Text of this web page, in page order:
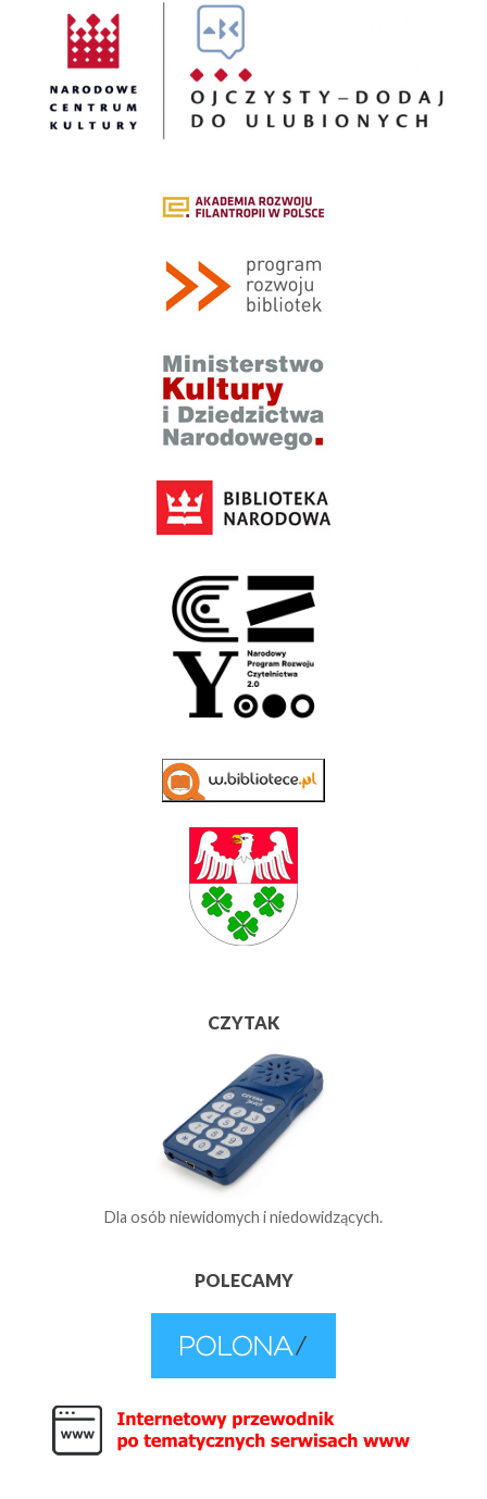
CZYTAK
Dla osób niewidomych i niedowidzących.
POLECAMY